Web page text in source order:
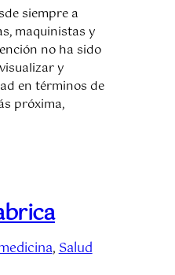
siempre a
maquinistas y
no ha sido
y
en términos de
próxima,
, Salud